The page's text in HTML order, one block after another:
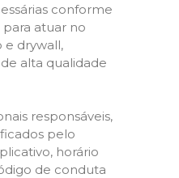
conforme
atuar no
e drywall,
alta qualidade
responsáveis,
pelo
horário
de conduta